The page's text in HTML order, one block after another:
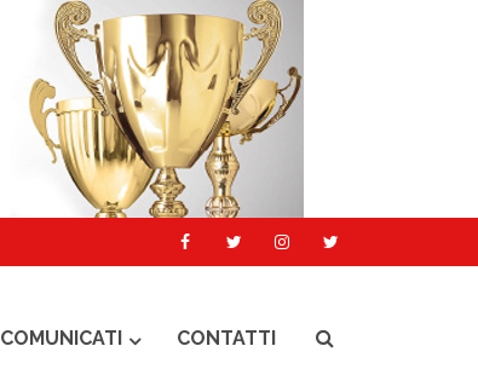
COMUNICATI CONTATTI